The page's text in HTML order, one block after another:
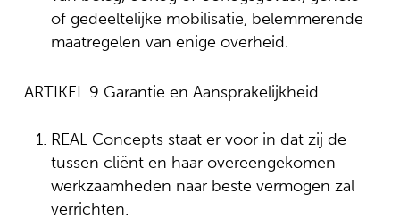
of gedeeltelijke mobilisatie, belemmerende
maatregelen van enige overheid.
ARTIKEL 9 Garantie en Aansprakelijkheid
REAL Concepts staat er voor in dat zij de
tussen cliënt en haar overeengekomen
werkzaamheden naar beste vermogen zal
verrichten.